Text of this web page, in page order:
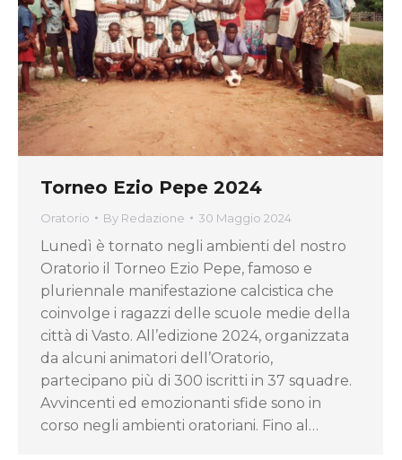
Torneo Ezio Pepe 2024
Oratorio By Redazione 30 Maggio 2024
Lunedì è tornato negli ambienti del nostro
Oratorio il Torneo Ezio Pepe, famoso e
pluriennale manifestazione calcistica che
coinvolge i ragazzi delle scuole medie della
città di Vasto. All’edizione 2024, organizzata
da alcuni animatori dell’Oratorio,
partecipano più di 300 iscritti in 37 squadre.
Avvincenti ed emozionanti sfide sono in
corso negli ambienti oratoriani. Fino al…